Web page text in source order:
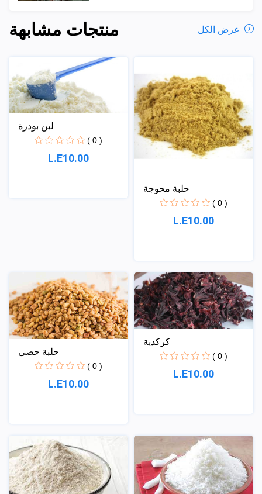
منتجات مشابهة
لبن بودرة
( 0 )
L.E10.00
حلبة محوجة
( 0 )
L.E10.00
حلبة حصى
( 0 )
L.E10.00
كركدية
( 0 )
L.E10.00